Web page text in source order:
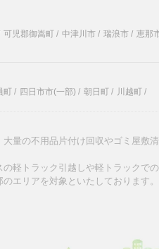
可児郡御嵩町 / 中津川市 / 瑞浪市 / 恵那
町 / 四日市市(一部) / 朝日町 / 川越町 /
量の不用品片付け回収やゴミ屋敷
軽トラック引越しや軽トラックで
エリアを対象といたしております。